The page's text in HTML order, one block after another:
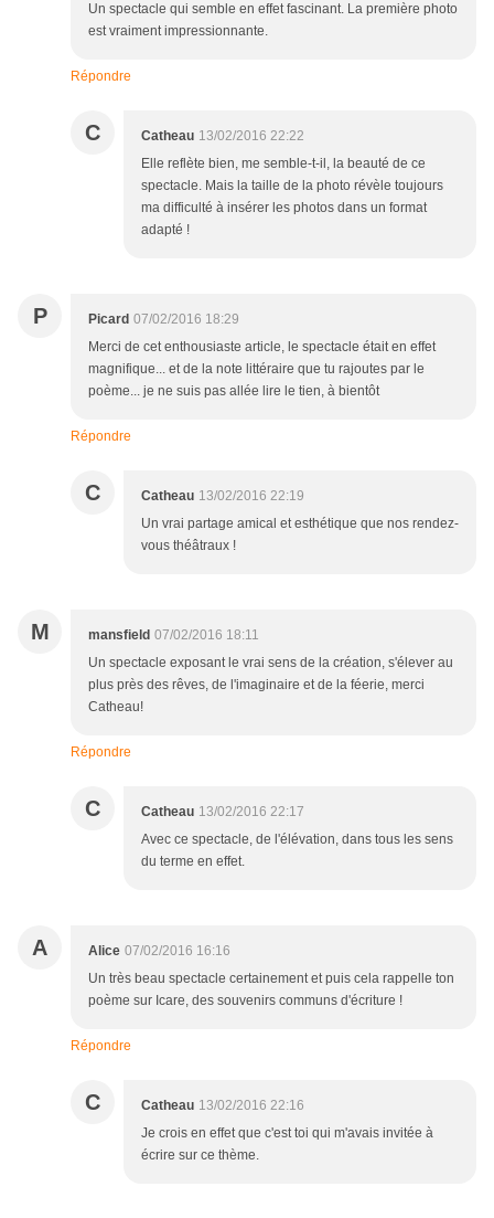
Un spectacle qui semble en effet fascinant. La première photo
est vraiment impressionnante.
Répondre
C Catheau 13/02/2016 22:22
Elle reflète bien, me semble-t-il, la beauté de ce
spectacle. Mais la taille de la photo révèle toujours
ma difficulté à insérer les photos dans un format
adapté !
P Picard 07/02/2016 18:29
Merci de cet enthousiaste article, le spectacle était en effet
magnifique... et de la note littéraire que tu rajoutes par le
poème... je ne suis pas allée lire le tien, à bientôt
Répondre
C Catheau 13/02/2016 22:19
Un vrai partage amical et esthétique que nos rendez-
vous théâtraux !
M mansfield 07/02/2016 18:11
Un spectacle exposant le vrai sens de la création, s'élever au
plus près des rêves, de l'imaginaire et de la féerie, merci
Catheau!
Répondre
C Catheau 13/02/2016 22:17
Avec ce spectacle, de l'élévation, dans tous les sens
du terme en effet.
A Alice 07/02/2016 16:16
Un très beau spectacle certainement et puis cela rappelle ton
poème sur Icare, des souvenirs communs d'écriture !
Répondre
C Catheau 13/02/2016 22:16
Je crois en effet que c'est toi qui m'avais invitée à
écrire sur ce thème.